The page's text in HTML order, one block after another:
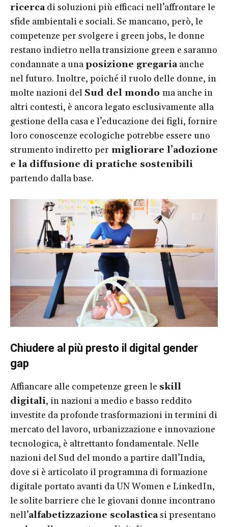
ricercadi soluzioni più efficaci nell’affrontare le
sfide ambientali e sociali. Se mancano, però, le
competenze per svolgere i green jobs, le donne
restano indietro nella transizione green e saranno
condannate a unaposizione gregariaanche
nel futuro. Inoltre, poiché il ruolo delle donne, in
molte nazioni del Sud del mondo ma anche in
altri contesti, è ancora legato esclusivamente alla
gestione della casa e l’educazione dei figli, fornire
loro conoscenze ecologiche potrebbe essere uno
strumento indiretto per migliorare l’adozione
e la diffusione di pratiche sostenibili
partendo dalla base.
Chiudere al più presto il digital gender
gap
Affiancare alle competenze green le skill
digitali, in nazioni a medio e basso reddito
investite da profonde trasformazioni in termini di
mercato del lavoro, urbanizzazione e innovazione
tecnologica, è altrettanto fondamentale. Nelle
nazioni del Sud del mondo a partire dall’India,
dove si è articolato il programma di formazione
digitale portato avanti da UN Women e LinkedIn,
le solite barriere che le giovani donne incontrano
nell’alfabetizzazione scolasticasi presentano